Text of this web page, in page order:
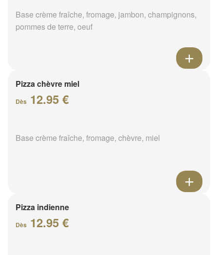
Base crème fraîche, fromage, jambon, champignons,
pommes de terre, oeuf
Pizza chèvre miel
Dès 12.95 €
Base crème fraîche, fromage, chèvre, miel
Pizza indienne
Dès 12.95 €